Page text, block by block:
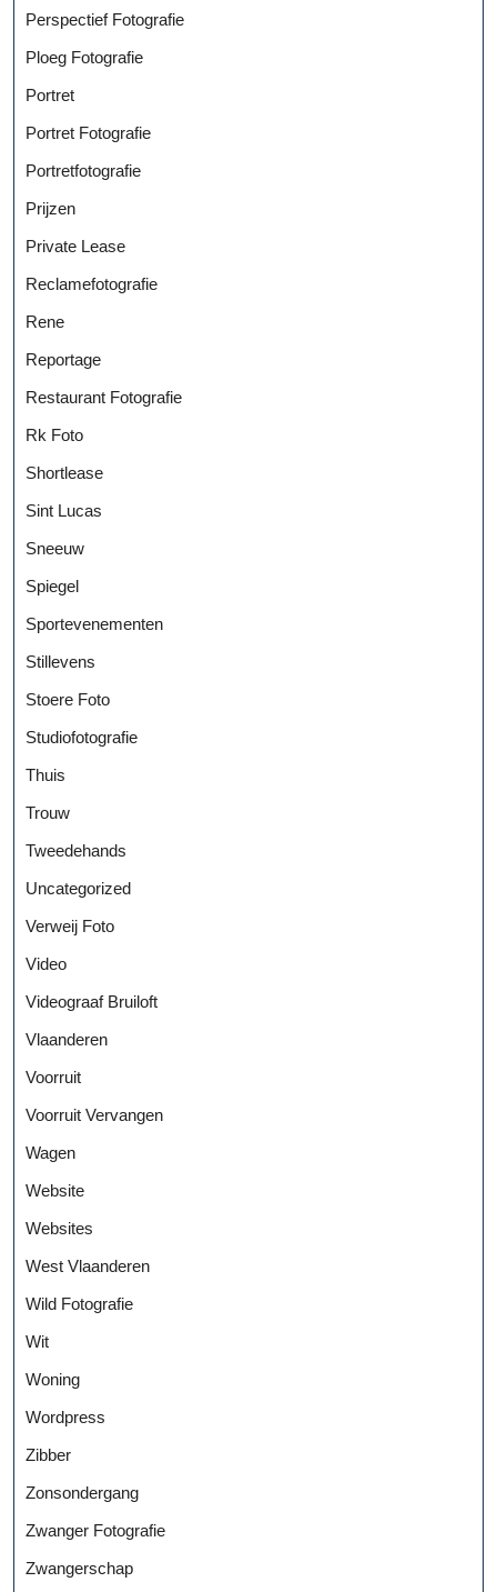
Perspectief Fotografie
Ploeg Fotografie
Portret
Portret Fotografie
Portretfotografie
Prijzen
Private Lease
Reclamefotografie
Rene
Reportage
Restaurant Fotografie
Rk Foto
Shortlease
Sint Lucas
Sneeuw
Spiegel
Sportevenementen
Stillevens
Stoere Foto
Studiofotografie
Thuis
Trouw
Tweedehands
Uncategorized
Verweij Foto
Video
Videograaf Bruiloft
Vlaanderen
Voorruit
Voorruit Vervangen
Wagen
Website
Websites
West Vlaanderen
Wild Fotografie
Wit
Woning
Wordpress
Zibber
Zonsondergang
Zwanger Fotografie
Zwangerschap